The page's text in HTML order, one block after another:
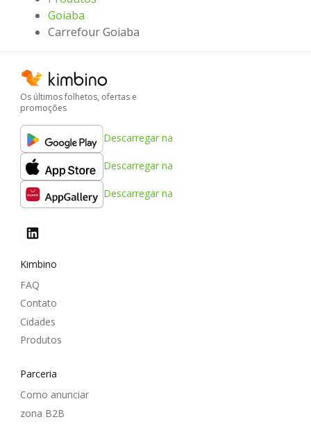
Goiaba
Carrefour Goiaba
Os últimos folhetos, ofertas e
promoções
Descarregar na
Descarregar na
Descarregar na
Kimbino
FAQ
Contato
Cidades
Produtos
Parceria
Como anunciar
zona B2B